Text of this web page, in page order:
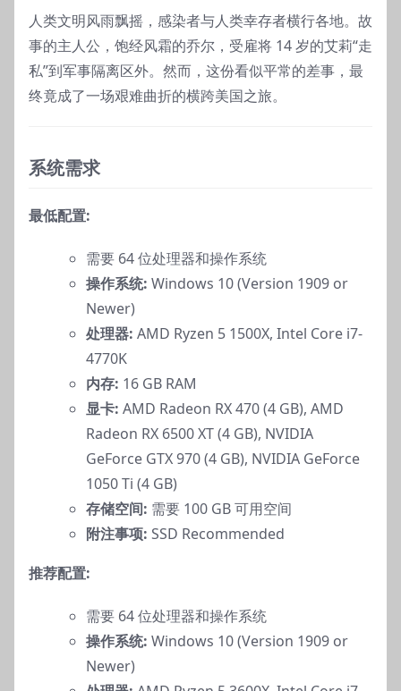
人类文明风雨飘摇，感染者与人类幸存者横行各地。故
事的主人公，饱经风霜的乔尔，受雇将 14 岁的艾莉“走
私”到军事隔离区外。然而，这份看似平常的差事，最
终竟成了一场艰难曲折的横跨美国之旅。
系统需求
最低配置:
需要 64 位处理器和操作系统
操作系统: Windows 10 (Version 1909 or
Newer)
处理器: AMD Ryzen 5 1500X, Intel Core i7-
4770K
内存: 16 GB RAM
显卡: AMD Radeon RX 470 (4 GB), AMD
Radeon RX 6500 XT (4 GB), NVIDIA
GeForce GTX 970 (4 GB), NVIDIA GeForce
1050 Ti (4 GB)
存储空间: 需要 100 GB 可用空间
附注事项: SSD Recommended
推荐配置:
需要 64 位处理器和操作系统
操作系统: Windows 10 (Version 1909 or
Newer)